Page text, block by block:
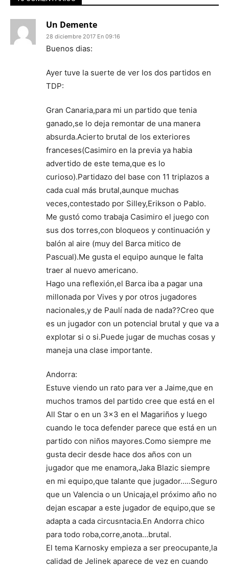
Un Demente
28 diciembre 2017 En 09:16
Buenos dias:
Ayer tuve la suerte de ver los dos partidos en
TDP:
Gran Canaria,para mi un partido que tenia
ganado,se lo deja remontar de una manera
absurda.Acierto brutal de los exteriores
franceses(Casimiro en la previa ya habia
advertido de este tema,que es lo
curioso).Partidazo del base con 11 triplazos a
cada cual más brutal,aunque muchas
veces,contestado por Silley,Erikson o Pablo.
Me gustó como trabaja Casimiro el juego con
sus dos torres,con bloqueos y continuación y
balón al aire (muy del Barca mitico de
Pascual).Me gusta el equipo aunque le falta
traer al nuevo americano.
Hago una reflexión,el Barca iba a pagar una
millonada por Vives y por otros jugadores
nacionales,y de Paulí nada de nada??Creo que
es un jugador con un potencial brutal y que va a
explotar si o si.Puede jugar de muchas cosas y
maneja una clase importante.
Andorra:
Estuve viendo un rato para ver a Jaime,que en
muchos tramos del partido cree que está en el
All Star o en un 3×3 en el Magariños y luego
cuando le toca defender parece que está en un
partido con niños mayores.Como siempre me
gusta decir desde hace dos años con un
jugador que me enamora,Jaka Blazic siempre
en mi equipo,que talante que jugador…..Seguro
que un Valencia o un Unicaja,el próximo año no
dejan escapar a este jugador de equipo,que se
adapta a cada circusntacia.En Andorra chico
para todo roba,corre,anota…brutal.
El tema Karnosky empieza a ser preocupante,la
calidad de Jelinek aparece de vez en cuando